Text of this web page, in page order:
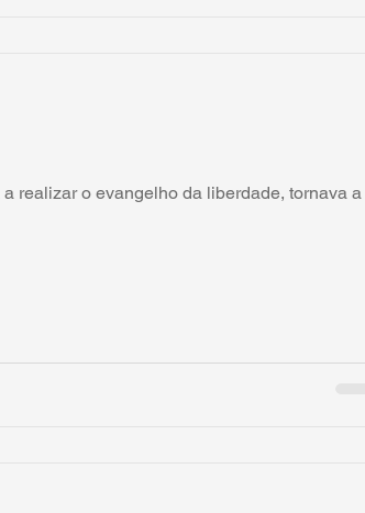
realizar o evangelho da liberdade, tornava a